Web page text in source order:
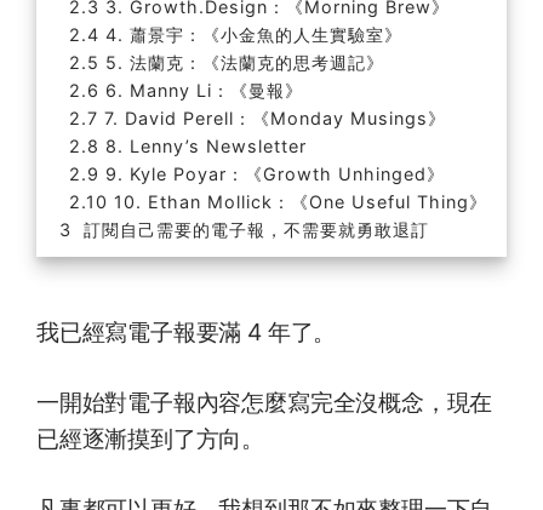
3. Growth.Design：《Morning Brew》
4. 蕭景宇：《小金魚的人生實驗室》
5. 法蘭克：《法蘭克的思考週記》
6. Manny Li：《曼報》
7. David Perell：《Monday Musings》
8. Lenny’s Newsletter
9. Kyle Poyar：《Growth Unhinged》
10. Ethan Mollick：《One Useful Thing》
訂閱自己需要的電子報，不需要就勇敢退訂
我已經寫電子報要滿 4 年了。
一開始對電子報內容怎麼寫完全沒概念，現在
已經逐漸摸到了方向。